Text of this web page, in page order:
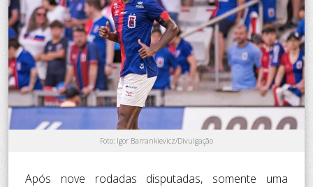
Foto: Igor Barrankievicz/Divulgação
Após nove rodadas disputadas, somente uma